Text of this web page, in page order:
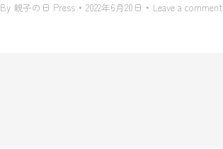
By 親子の日 Press 2022年6月20日 Leave a comment